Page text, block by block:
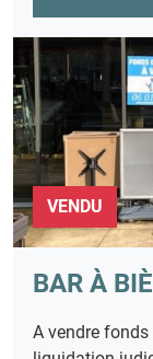
VENDU
BAR À
A vendre fonds